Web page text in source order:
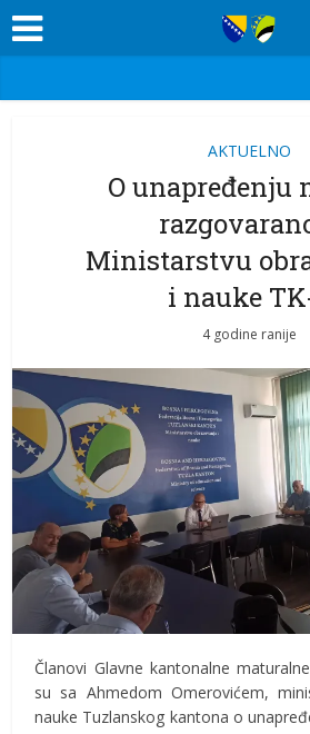
AKTUELNO
O unapređenju
Ministarstvu
i nauke
4 godine ranije
Članovi Glavne kantonalne
su sa Ahmedom Omerovićem,
nauke Tuzlanskog kantona o